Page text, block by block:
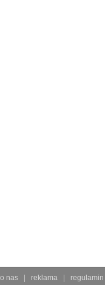
o nas reklama regulamin